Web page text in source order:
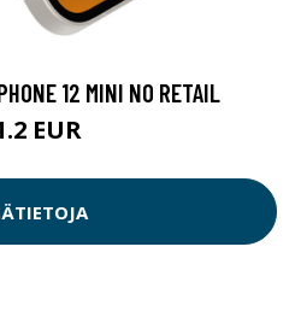
12 MINI NO RETAIL
EUR